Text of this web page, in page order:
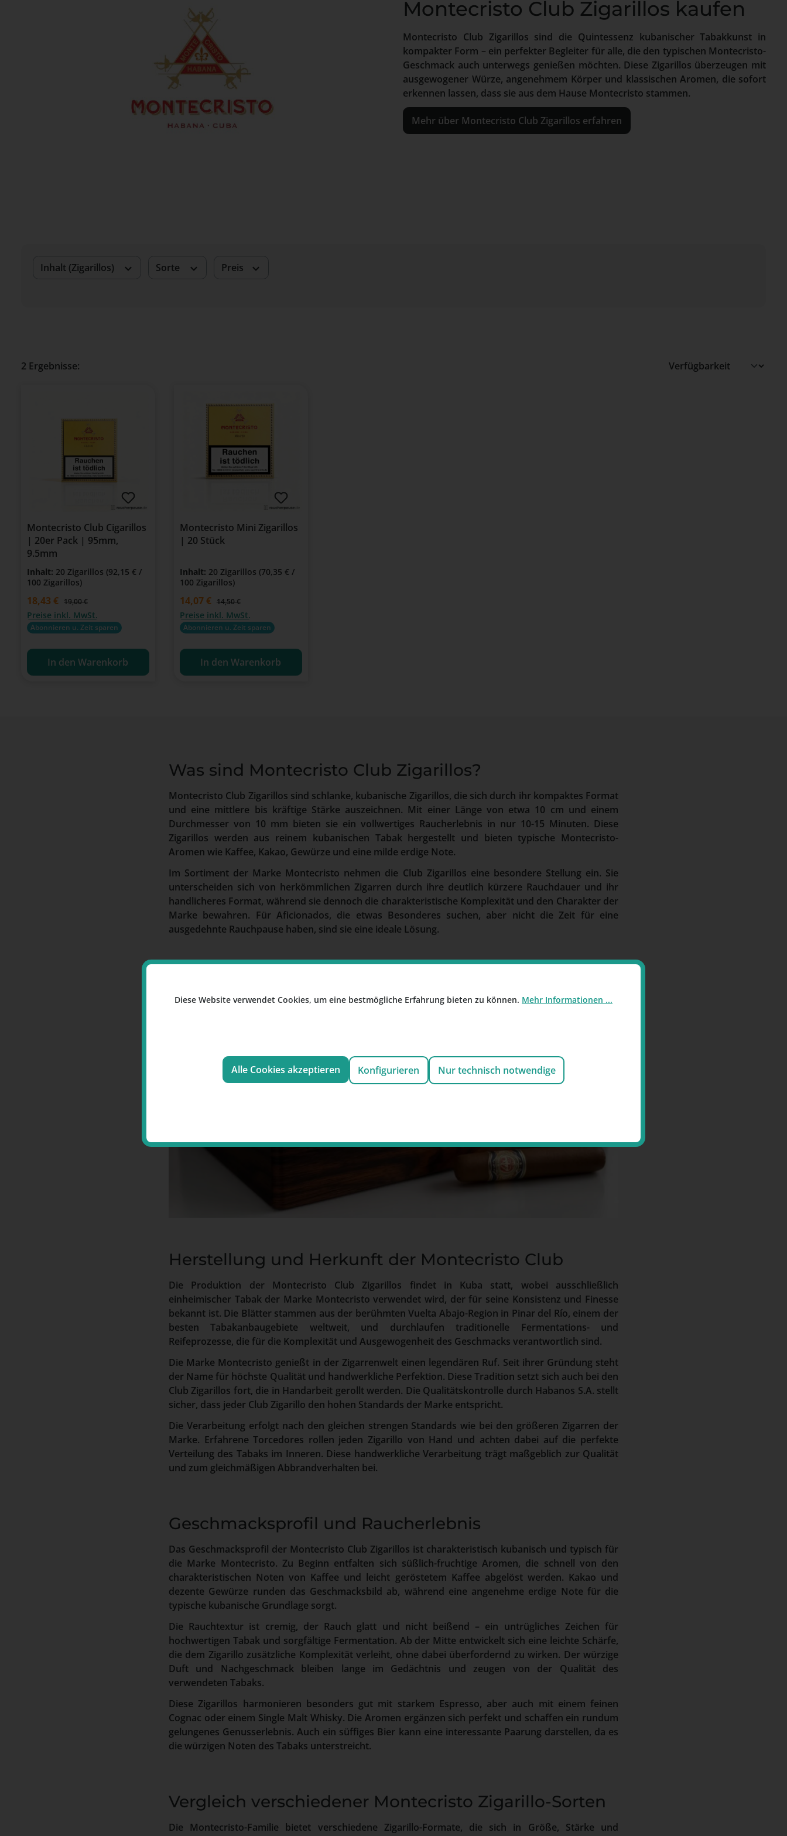
Montecristo Club Zigarillos kaufen
Montecristo Club Zigarillos sind die Quintessenz kubanischer Tabakkunst in
kompakter Form – ein perfekter Begleiter für alle, die den typischen Montecristo-
Geschmack auch unterwegs genießen möchten. Diese Zigarillos überzeugen mit
ausgewogener Würze, angenehmem Körper und klassischen Aromen, die sofort
erkennen lassen, dass sie aus dem Hause Montecristo stammen.
Mehr über Montecristo Club Zigarillos erfahren
Inhalt (Zigarillos) Sorte Preis
2 Ergebnisse:
Montecristo Club Cigarillos
| 20er Pack | 95mm,
9.5mm
Inhalt: 20 Zigarillos (92,15 € /
100 Zigarillos)
Verkaufspreis:
18,43 € Regulärer Preis:
19,00 €
Preise inkl. MwSt.
Abonnieren u. Zeit sparen
In den Warenkorb
Montecristo Mini Zigarillos
| 20 Stück
Inhalt: 20 Zigarillos (70,35 € /
100 Zigarillos)
Verkaufspreis:
14,07 € Regulärer Preis:
14,50 €
Preise inkl. MwSt.
Abonnieren u. Zeit sparen
In den Warenkorb
Was sind Montecristo Club Zigarillos?
Montecristo Club Zigarillos sind schlanke, kubanische Zigarillos, die sich durch ihr kompaktes Format
und eine mittlere bis kräftige Stärke auszeichnen. Mit einer Länge von etwa 10 cm und einem
Durchmesser von 10 mm bieten sie ein vollwertiges Raucherlebnis in nur 10-15 Minuten. Diese
Zigarillos werden aus reinem kubanischen Tabak hergestellt und bieten typische Montecristo-
Aromen wie Kaffee, Kakao, Gewürze und eine milde erdige Note.
Im Sortiment der Marke Montecristo nehmen die Club Zigarillos eine besondere Stellung ein. Sie
unterscheiden sich von herkömmlichen Zigarren durch ihre deutlich kürzere Rauchdauer und ihr
handlicheres Format, während sie dennoch die charakteristische Komplexität und den Charakter der
Marke bewahren. Für Aficionados, die etwas Besonderes suchen, aber nicht die Zeit für eine
ausgedehnte Rauchpause haben, sind sie eine ideale Lösung.
Herstellung und Herkunft der Montecristo Club
Die Produktion der Montecristo Club Zigarillos findet in Kuba statt, wobei ausschließlich
einheimischer Tabak der Marke Montecristo verwendet wird, der für seine Konsistenz und Finesse
bekannt ist. Die Blätter stammen aus der berühmten Vuelta Abajo-Region in Pinar del Río, einem der
besten Tabakanbaugebiete weltweit, und durchlaufen traditionelle Fermentations- und
Reifeprozesse, die für die Komplexität und Ausgewogenheit des Geschmacks verantwortlich sind.
Die Marke Montecristo genießt in der Zigarrenwelt einen legendären Ruf. Seit ihrer Gründung steht
der Name für höchste Qualität und handwerkliche Perfektion. Diese Tradition setzt sich auch bei den
Club Zigarillos fort, die in Handarbeit gerollt werden. Die Qualitätskontrolle durch Habanos S.A. stellt
sicher, dass jeder Club Zigarillo den hohen Standards der Marke entspricht.
Die Verarbeitung erfolgt nach den gleichen strengen Standards wie bei den größeren Zigarren der
Marke. Erfahrene Torcedores rollen jeden Zigarillo von Hand und achten dabei auf die perfekte
Verteilung des Tabaks im Inneren. Diese handwerkliche Verarbeitung trägt maßgeblich zur Qualität
und zum gleichmäßigen Abbrandverhalten bei.
Geschmacksprofil und Raucherlebnis
Das Geschmacksprofil der Montecristo Club Zigarillos ist charakteristisch kubanisch und typisch für
die Marke Montecristo. Zu Beginn entfalten sich süßlich-fruchtige Aromen, die schnell von den
charakteristischen Noten von Kaffee und leicht geröstetem Kaffee abgelöst werden. Kakao und
dezente Gewürze runden das Geschmacksbild ab, während eine angenehme erdige Note für die
typische kubanische Grundlage sorgt.
Die Rauchtextur ist cremig, der Rauch glatt und nicht beißend – ein untrügliches Zeichen für
hochwertigen Tabak und sorgfältige Fermentation. Ab der Mitte entwickelt sich eine leichte Schärfe,
die dem Zigarillo zusätzliche Komplexität verleiht, ohne dabei überfordernd zu wirken. Der würzige
Duft und Nachgeschmack bleiben lange im Gedächtnis und zeugen von der Qualität des
verwendeten Tabaks.
Diese Zigarillos harmonieren besonders gut mit starkem Espresso, aber auch mit einem feinen
Cognac oder einem Single Malt Whisky. Die Aromen ergänzen sich perfekt und schaffen ein rundum
gelungenes Genusserlebnis. Auch ein süffiges Bier kann eine interessante Paarung darstellen, da es
die würzigen Noten des Tabaks unterstreicht.
Vergleich verschiedener Montecristo Zigarillo-Sorten
Die Montecristo-Familie bietet verschiedene Zigarillo-Formate, die sich in Größe, Stärke und
Diese Website verwendet Cookies, um eine bestmögliche Erfahrung bieten zu können. Mehr Informationen ...
Alle Cookies akzeptieren Konfigurieren Nur technisch notwendige